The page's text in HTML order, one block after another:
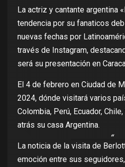
La actriz y cantante argentina
tendencia por su fanaticos
nuevas fechas por
través de Instagram,
será su presentación en
El 4 de febrero en Ciudad de
2024, dónde visitará varios
Colombia, Perú, Ecuador,
atrás su casa Argentina.
La noticia de la visita de
emoción entre sus